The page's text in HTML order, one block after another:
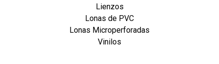
Lienzos
Lonas de PVC
Lonas Microperforadas
Vinilos